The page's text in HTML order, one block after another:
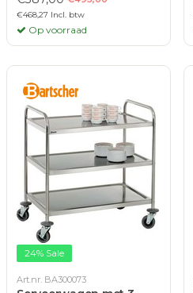
€468,27 Incl. btw
Op voorraad
24% Sale
Art.nr. BA300073